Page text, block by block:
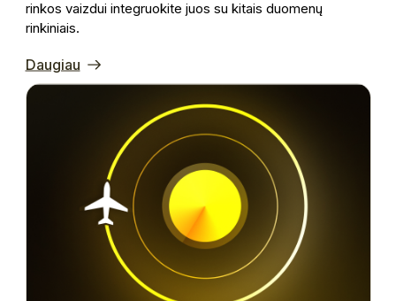
rinkos vaizdui integruokite juos su kitais duomenų
rinkiniais.
Daugiau